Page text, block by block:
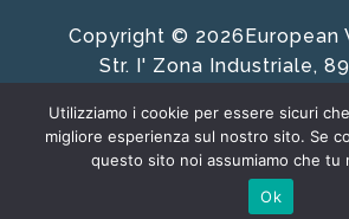
Copyright © 2026European
Str. I' Zona Industriale,
Developed bySans
Utilizziamo i cookie per essere sicuri
migliore esperienza sul nostro sito. Se
questo sito noi assumiamo che tu
Ok